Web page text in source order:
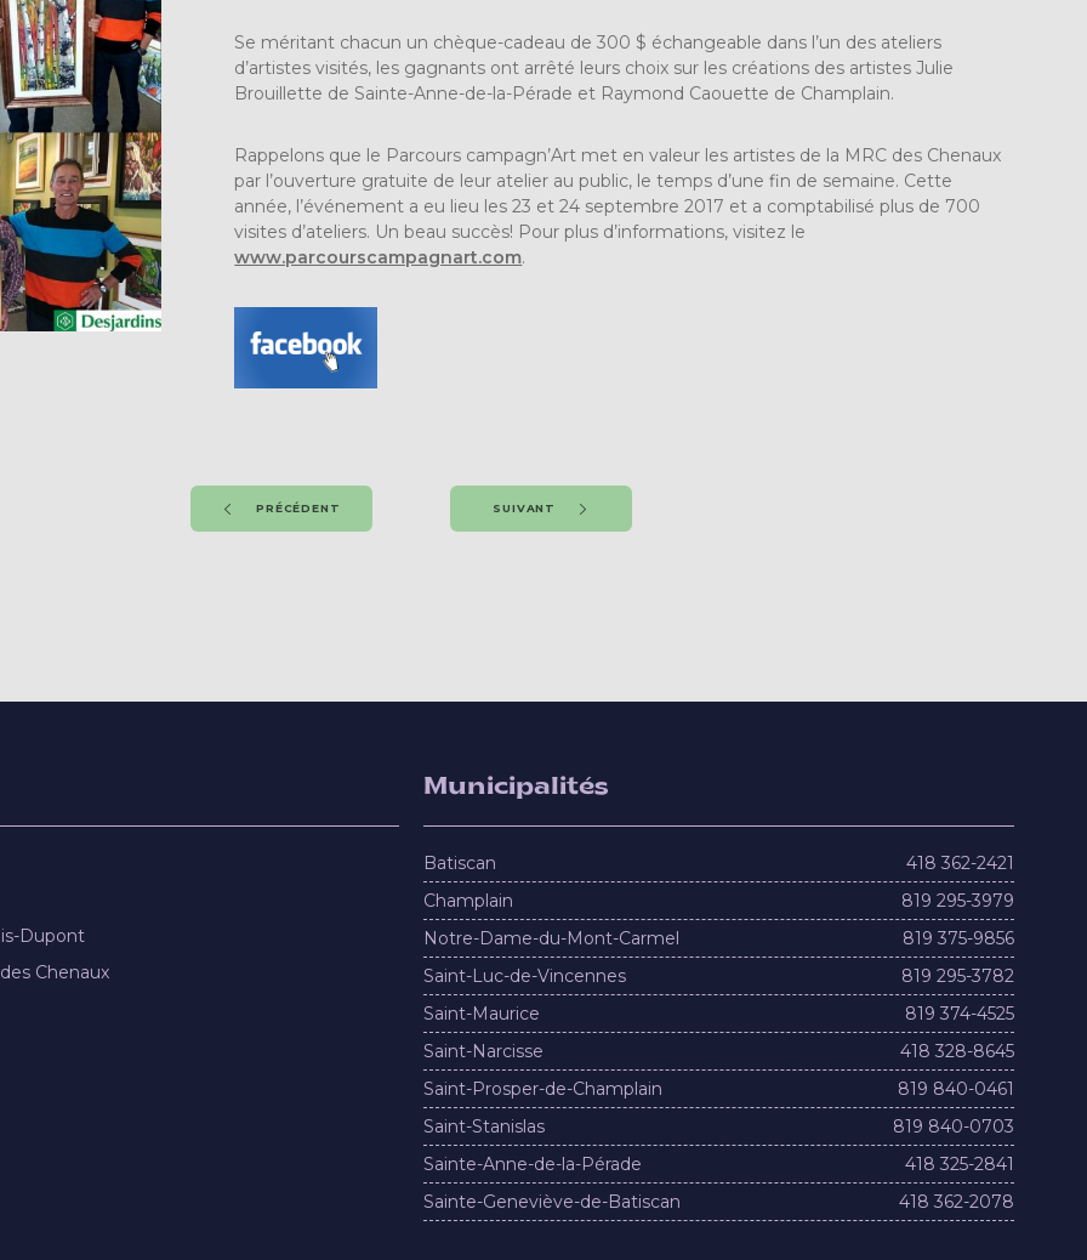
Se méritant chacun un chèque-cadeau de 300 $ échangeable dans l’un des ateliers
d’artistes visités, les gagnants ont arrêté leurs choix sur les créations des artistes Julie
Brouillette de Sainte-Anne-de-la-Pérade et Raymond Caouette de Champlain.
Rappelons que le Parcours campagn’Art met en valeur les artistes de la MRC des Chenaux
par l’ouverture gratuite de leur atelier au public, le temps d’une fin de semaine. Cette
année, l’événement a eu lieu les 23 et 24 septembre 2017 et a comptabilisé plus de 700
visites d’ateliers. Un beau succès! Pour plus d’informations, visitez le
www.parcourscampagnart.com.
PRÉCÉDENT SUIVANT
Dupont
Chenaux
Municipalités
Batiscan
418 362-2421
Champlain
819 295-3979
Notre-Dame-du-Mont-Carmel
819 375-9856
Saint-Luc-de-Vincennes
819 295-3782
Saint-Maurice
819 374-4525
Saint-Narcisse
418 328-8645
Saint-Prosper-de-Champlain
819 840-0461
Saint-Stanislas
819 840-0703
Sainte-Anne-de-la-Pérade
418 325-2841
Sainte-Geneviève-de-Batiscan
418 362-2078